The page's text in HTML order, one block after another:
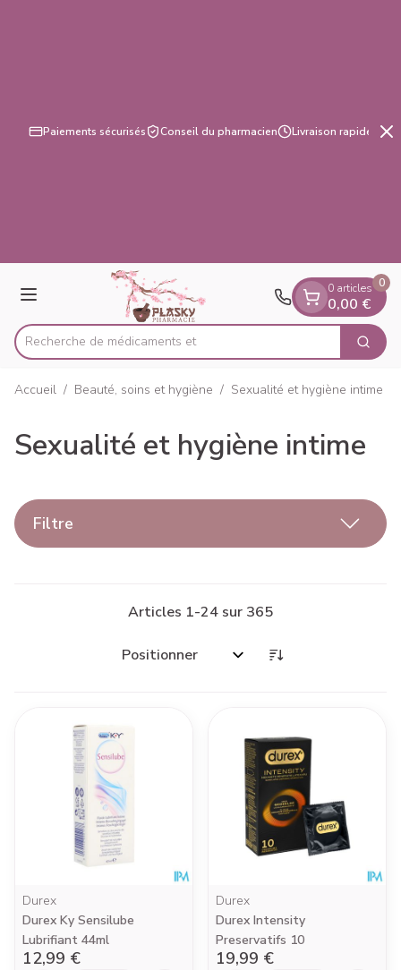
Paiements sécurisés Conseil du pharmacien Livraison rapide
Menu
Rechercher
Recherc
0 articles
0,00 €
0
Accueil / Beauté, soins et hygiène / Sexualité et hygiène intime
Sexualité et hygiène intime
Filtre
Articles 1-24 sur 365
Trier par:
Durex
Durex Ky Sensilube
Lubrifiant 44ml
12,99 €
Durex
Durex Intensity
Preservatifs 10
19,99 €